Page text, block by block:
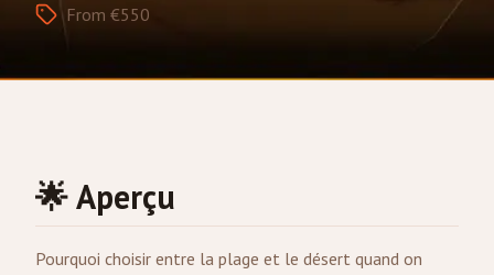
From €550
🌟 Aperçu
Pourquoi choisir entre la plage et le désert quand on